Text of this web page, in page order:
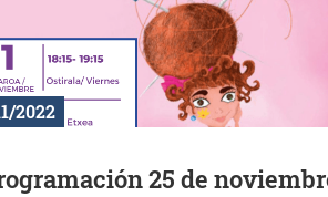
2022
25 de